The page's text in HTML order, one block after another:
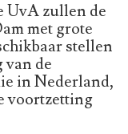
UvA zullen de
met grote
stellen
van de
in Nederland,
voortzetting